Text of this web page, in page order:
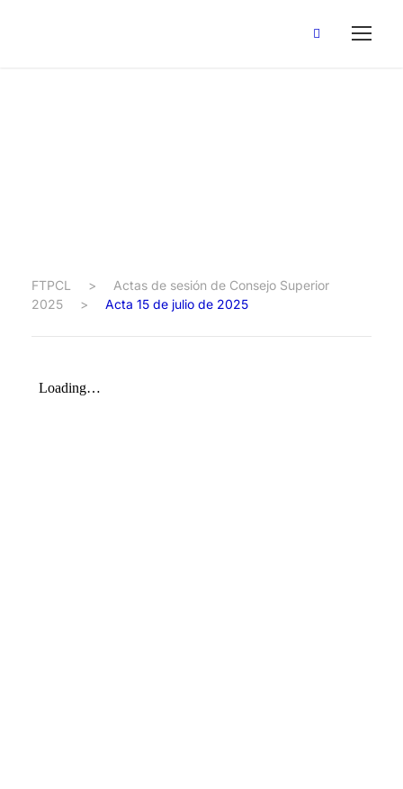
FTPCL >
Actas de sesión de Consejo Superior
2025
> Acta 15 de julio de 2025